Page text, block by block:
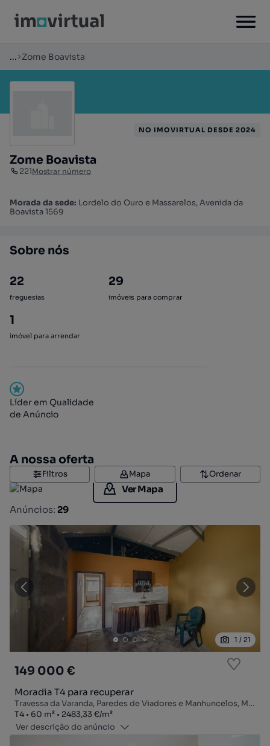
... Zome Boavista
Zome Boavista
221Mostrar número
Morada da sede: Lordelo do Ouro e Massarelos, Avenida da
Boavista 1569
NO IMOVIRTUAL DESDE 2024
Sobre nós
22
freguesias
29
imóveis para comprar
1
imóvel para arrendar
Líder em Qualidade
de Anúncio
A nossa oferta
Filtros Mapa Ordenar
Ver Mapa
Anúncios: 29
1 / 21
149 000 €
Moradia T4 para recuperar
Travessa da Varanda, Paredes de Viadores e Manhuncelos, Marco de Canaveses, Porto
Tipologia
T4
Zona60 m²
Preço por metro quadrado
2483,33 €/m²
Ver descrição do anúncio